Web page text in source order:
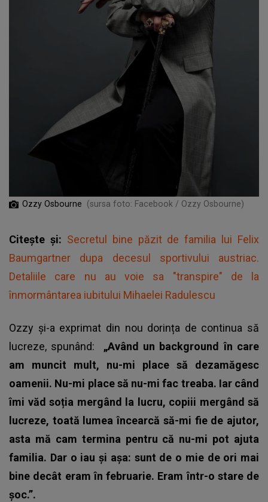
Ozzy Osbourne (sursa foto: Facebook / Ozzy Osbourne)
Citește și: Secretul bine păzit de familia lui Felix
Baumgartner dupa decesul sportivului austriac.
Detaliile care nu au voie sa "transpire" de la
înmormântarea iubitului Mihaelei Radulescu
Ozzy și-a exprimat din nou dorința de continua să
lucreze, spunând: „Având un background în care
am muncit mult, nu-mi place să dezamăgesc
oamenii. Nu-mi place să nu-mi fac treaba. Iar când
îmi văd soția mergând la lucru, copiii mergând să
lucreze, toată lumea încearcă să-mi fie de ajutor,
asta mă cam termina pentru că nu-mi pot ajuta
familia. Dar o iau și așa: sunt de o mie de ori mai
bine decât eram în februarie. Eram într-o stare de
șoc.”.